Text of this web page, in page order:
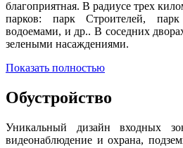
благоприятная. В радиусе трех
парков: парк Строителей,
водоемами, и др.. В соседних
зелеными насаждениями.
Показать полностью
Обустройство
Уникальный дизайн входных
видеонаблюдение и охрана,